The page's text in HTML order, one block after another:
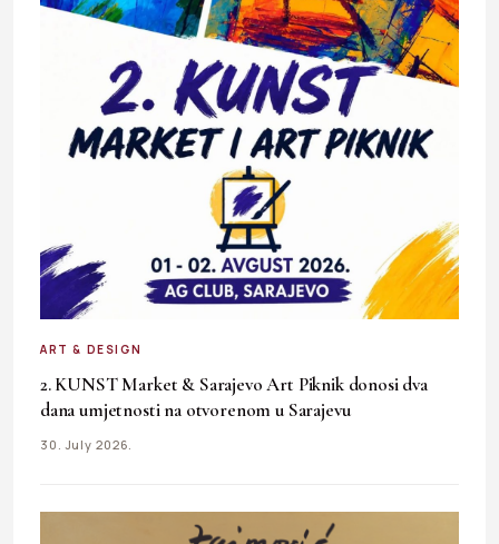
ART & DESIGN
2. KUNST Market & Sarajevo Art Piknik donosi dva
dana umjetnosti na otvorenom u Sarajevu
30. July 2026.